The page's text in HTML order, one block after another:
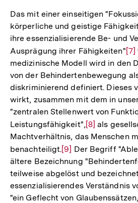
Das mit einer einseitigen
körperliche und geistige
ihre essenzialisierende Be- und
Ausprägung ihrer Fähigkeiten"Zur
der
[7]
medizinische Modell wird in den
von der Behindertenbewegung
diskriminierend definiert. Dieses
wirkt, zusammen mit dem in
"zentralen Stellenwert von
Leistungsfähigkeit",Zur
Auflösung
der
Fußnote
[8] als
Machtverhältnis, das Menschen
benachteiligt.Zur
Auflösung
der
Fußnote
[9] Der Begriff
ältere Bezeichnung
teilweise abgelöst und
essenzialisierendes Verständnis
"ein Geflecht von